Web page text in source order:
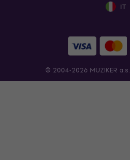
IT
© 2004-2026 MUZIKER a.s.